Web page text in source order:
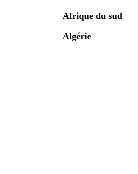
Afrique du sud
Algérie